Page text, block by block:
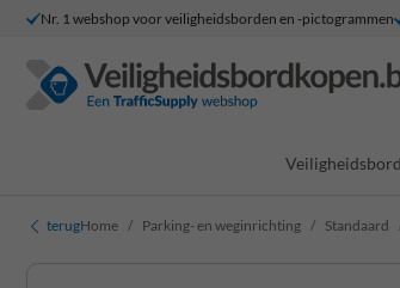
Nr. 1 webshop voor veiligheidsborden en -pictogrammen
terugHome Parking- en weginrichting Standaard